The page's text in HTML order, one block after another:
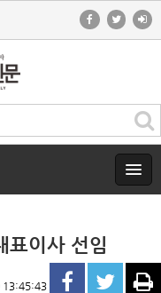
표이사 선임
13:45:43